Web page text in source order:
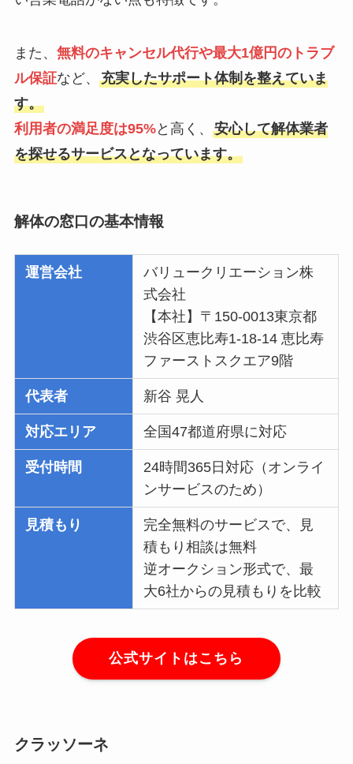
また、 無料のキャンセル代行や最大1億円のトラブ
ル保証など、 充実したサポート体制を整えていま
す。
利用者の満足度は95%と高く、 安心して解体業者
を探せるサービスとなっています。
解体の窓口の基本情報
運営会社
バリュークリエーション株
式会社
【本社】〒150-0013東京都
渋谷区恵比寿1-18-14 恵比寿
ファーストスクエア9階
代表者 新谷 晃人
対応エリア 全国47都道府県に対応
受付時間
24時間365日対応（オンライ
ンサービスのため）
見積もり
完全無料のサービスで、見
積もり相談は無料
逆オークション形式で、最
大6社からの見積もりを比較
公式サイトはこちら
クラッソーネ